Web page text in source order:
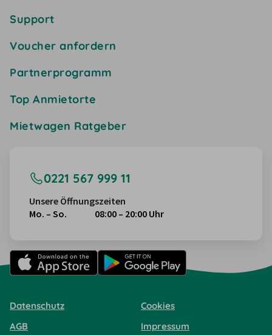
Support
Voucher anfordern
Partnerprogramm
Top Anmietorte
Mietwagen Ratgeber
0221 567 999 11
Unsere Öffnungszeiten
Mo. – So.
08:00 – 20:00 Uhr
Datenschutz
Cookies
AGB
Impressum